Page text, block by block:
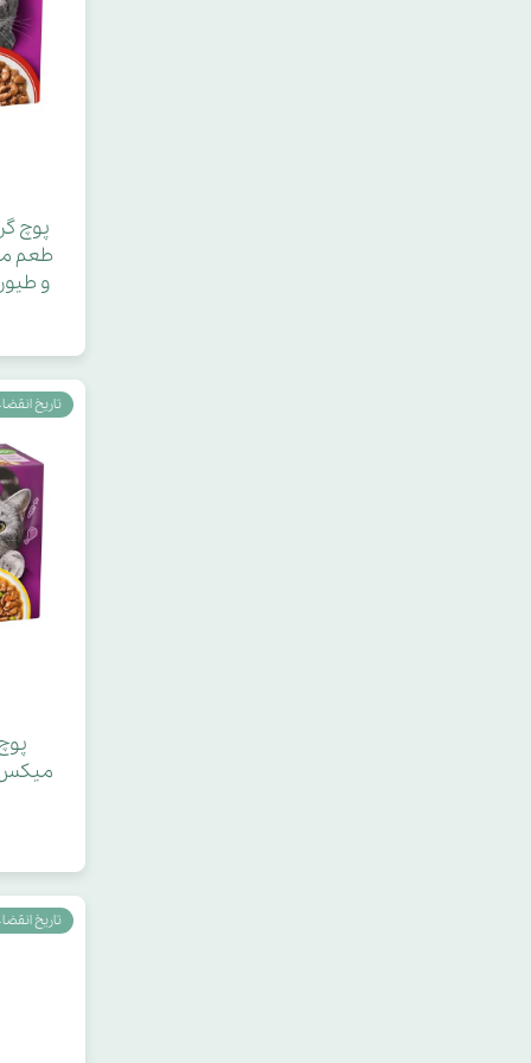
پوچ
طعم
و طیور
میکس
تاریخ انقضاء : 09/
تاریخ انقضاء : 11/